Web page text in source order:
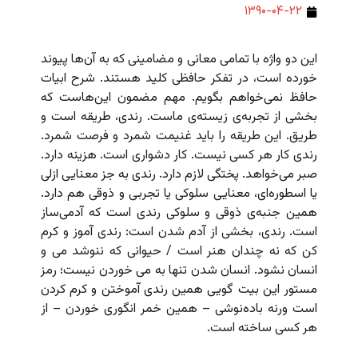
۱۳۹۰-۰۴-۲۲
این دو واژه با تمامی معانی و مضامینی که به آن‌ها پیوند
خورده است، در تفکر حافظی کلید هستند. شرح ابیات
حافظ نمی‌خواهم بگویم. مهم مضمون این‌هاست که
بخشی از تجربه‌ی زیسته‌ی ماست. رندی، طریقه است و
طریق. این طریقه را باید غنیمت شمرد و فرصت شمرد.
رندی کار هر کسی نیست. کار دشواری است. هزینه دارد.
صبر می‌خواهد. پختگی لازم دارد. رندی به جز معنایی ازلی
یا اسطوره‌ای، معنایی سلوکی یا تجربی و ذوقی هم دارد.
همین جنبه‌ی ذوقی و سلوکی رندی است که آدمی‌‌ساز
است. رندی، بخشی از آدم شدن است: رندی آموز و کرم
کن که نه چندان هنر است / حیوانی که ننوشد می و
انسان نشود. انسان شدن تنها به می خوردن نیست؛ رمز
مستور این بیت گویی همین رندی آموختن و کرم کردن
است ورنه باده‌نوشی – همین خمر انگوری خوردن – از
هر کسی ساخته است.